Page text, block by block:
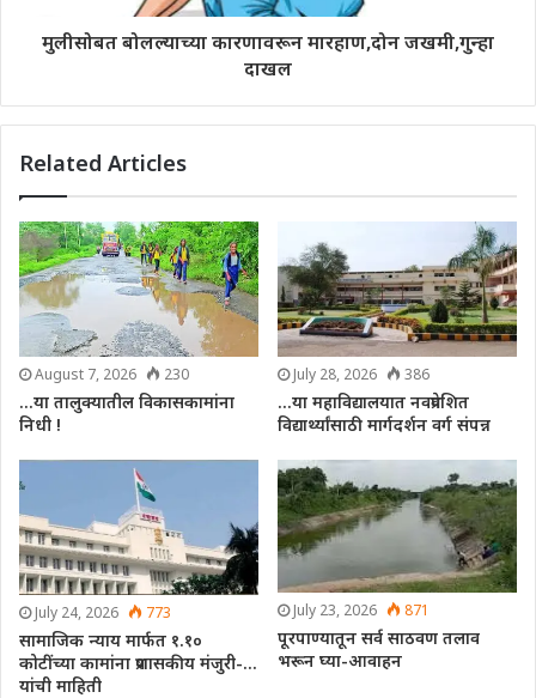
मुलीसोबत बोलल्याच्या कारणावरून मारहाण,दोन जखमी,गुन्हा
दाखल
Related Articles
August 7, 2026 230
…या तालुक्यातील विकासकामांना
निधी !
July 28, 2026 386
…या महाविद्यालयात नवप्रवेशित
विद्यार्थ्यांसाठी मार्गदर्शन वर्ग संपन्न
July 24, 2026 773
सामाजिक न्याय मार्फत १.१०
कोटींच्या कामांना प्रशासकीय मंजुरी-…
यांची माहिती
July 23, 2026 871
पूरपाण्यातून सर्व साठवण तलाव
भरून घ्या-आवाहन